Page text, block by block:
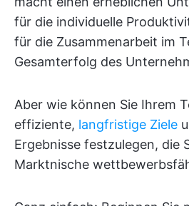
für die individuelle
für die Zusammenarbeit im
Gesamterfolg des
Aber wie können Sie Ihrem
effiziente, langfristige Ziele
Ergebnisse festzulegen, die
Marktnische